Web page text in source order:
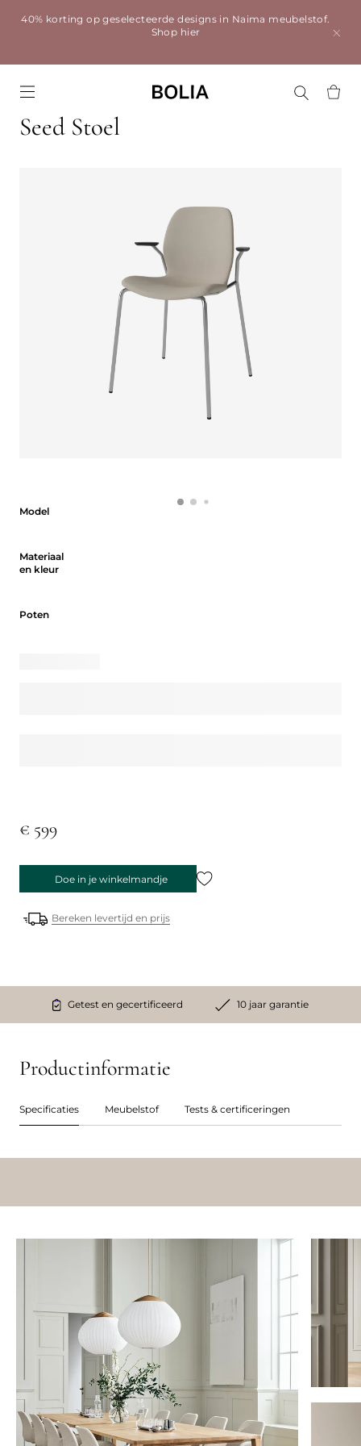
40% korting op geselecteerde designs in Naima meubelstof.
Shop hier
Seed Stoel
Model
Materiaal
en kleur
Poten
€ 599
Doe in je winkelmandje
Bereken levertijd en prijs
Getest en gecertificeerd 10 jaar garantie
Productinformatie
Specificaties Meubelstof Tests & certificeringen